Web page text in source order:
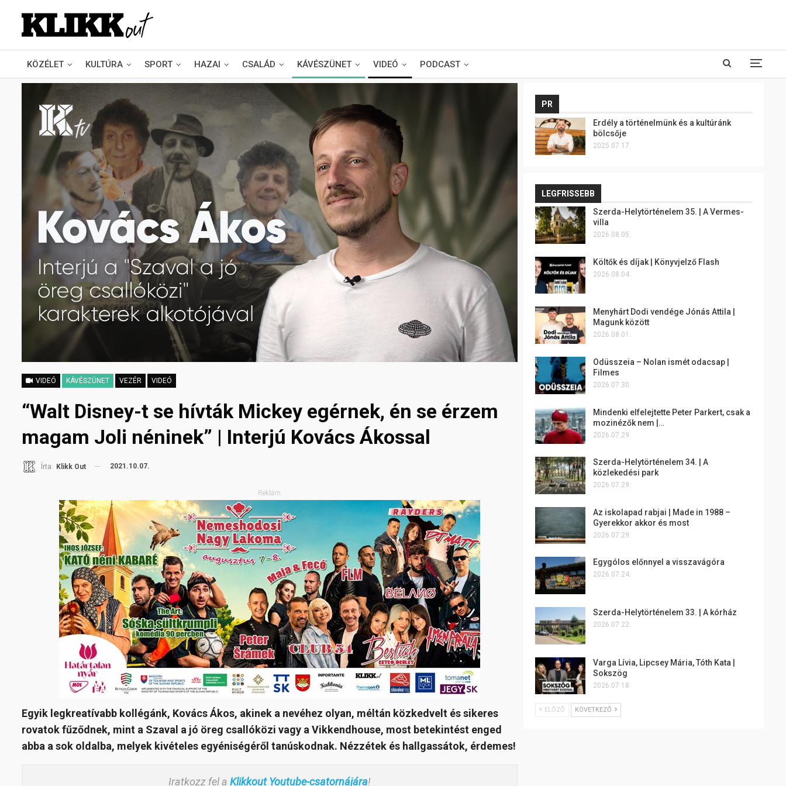
KÖZÉLET KULTÚRA SPORT HAZAI CSALÁD KÁVÉSZÜNET VIDEÓ PODCAST
VIDEÓ KÁVÉSZÜNET VEZÉR VIDEÓ
“Walt Disney-t se hívták Mickey egérnek, én se érzem
magam Joli néninek” | Interjú Kovács Ákossal
Írta: Klikk Out 2021.10.07.
Reklám
Egyik legkreatívabb kollégánk, Kovács Ákos, akinek a nevéhez olyan, méltán közkedvelt és sikeres
rovatok fűződnek, mint a Szaval a jó öreg csallóközi vagy a Vikkendhouse, most betekintést enged
abba a sok oldalba, melyek kivételes egyéniségéről tanúskodnak. Nézzétek és hallgassátok, érdemes!
Iratkozz fel a Klikkout Youtube-csatornájára!
PR
Erdély a történelmünk és a kultúránk
bölcsője
2025.07.17.
LEGFRISSEBB
Szerda-Helytörténelem 35. | A Vermes-
villa
2026.08.05.
Költők és díjak | Könyvjelző Flash
2026.08.04.
Menyhárt Dodi vendége Jónás Attila |
Magunk között
2026.08.01.
Odüsszeia – Nolan ismét odacsap |
Filmes
2026.07.30.
Mindenki elfelejtette Peter Parkert, csak a
mozinézők nem |…
2026.07.29.
Szerda-Helytörténelem 34. | A
közlekedési park
2026.07.29.
Az iskolapad rabjai | Made in 1988 –
Gyerekkor akkor és most
2026.07.29.
Egygólos előnnyel a visszavágóra
2026.07.24.
Szerda-Helytörténelem 33. | A kórház
2026.07.22.
Varga Lívia, Lipcsey Mária, Tóth Kata |
Sokszög
2026.07.18.
ELŐZŐ KÖVETKEZŐ